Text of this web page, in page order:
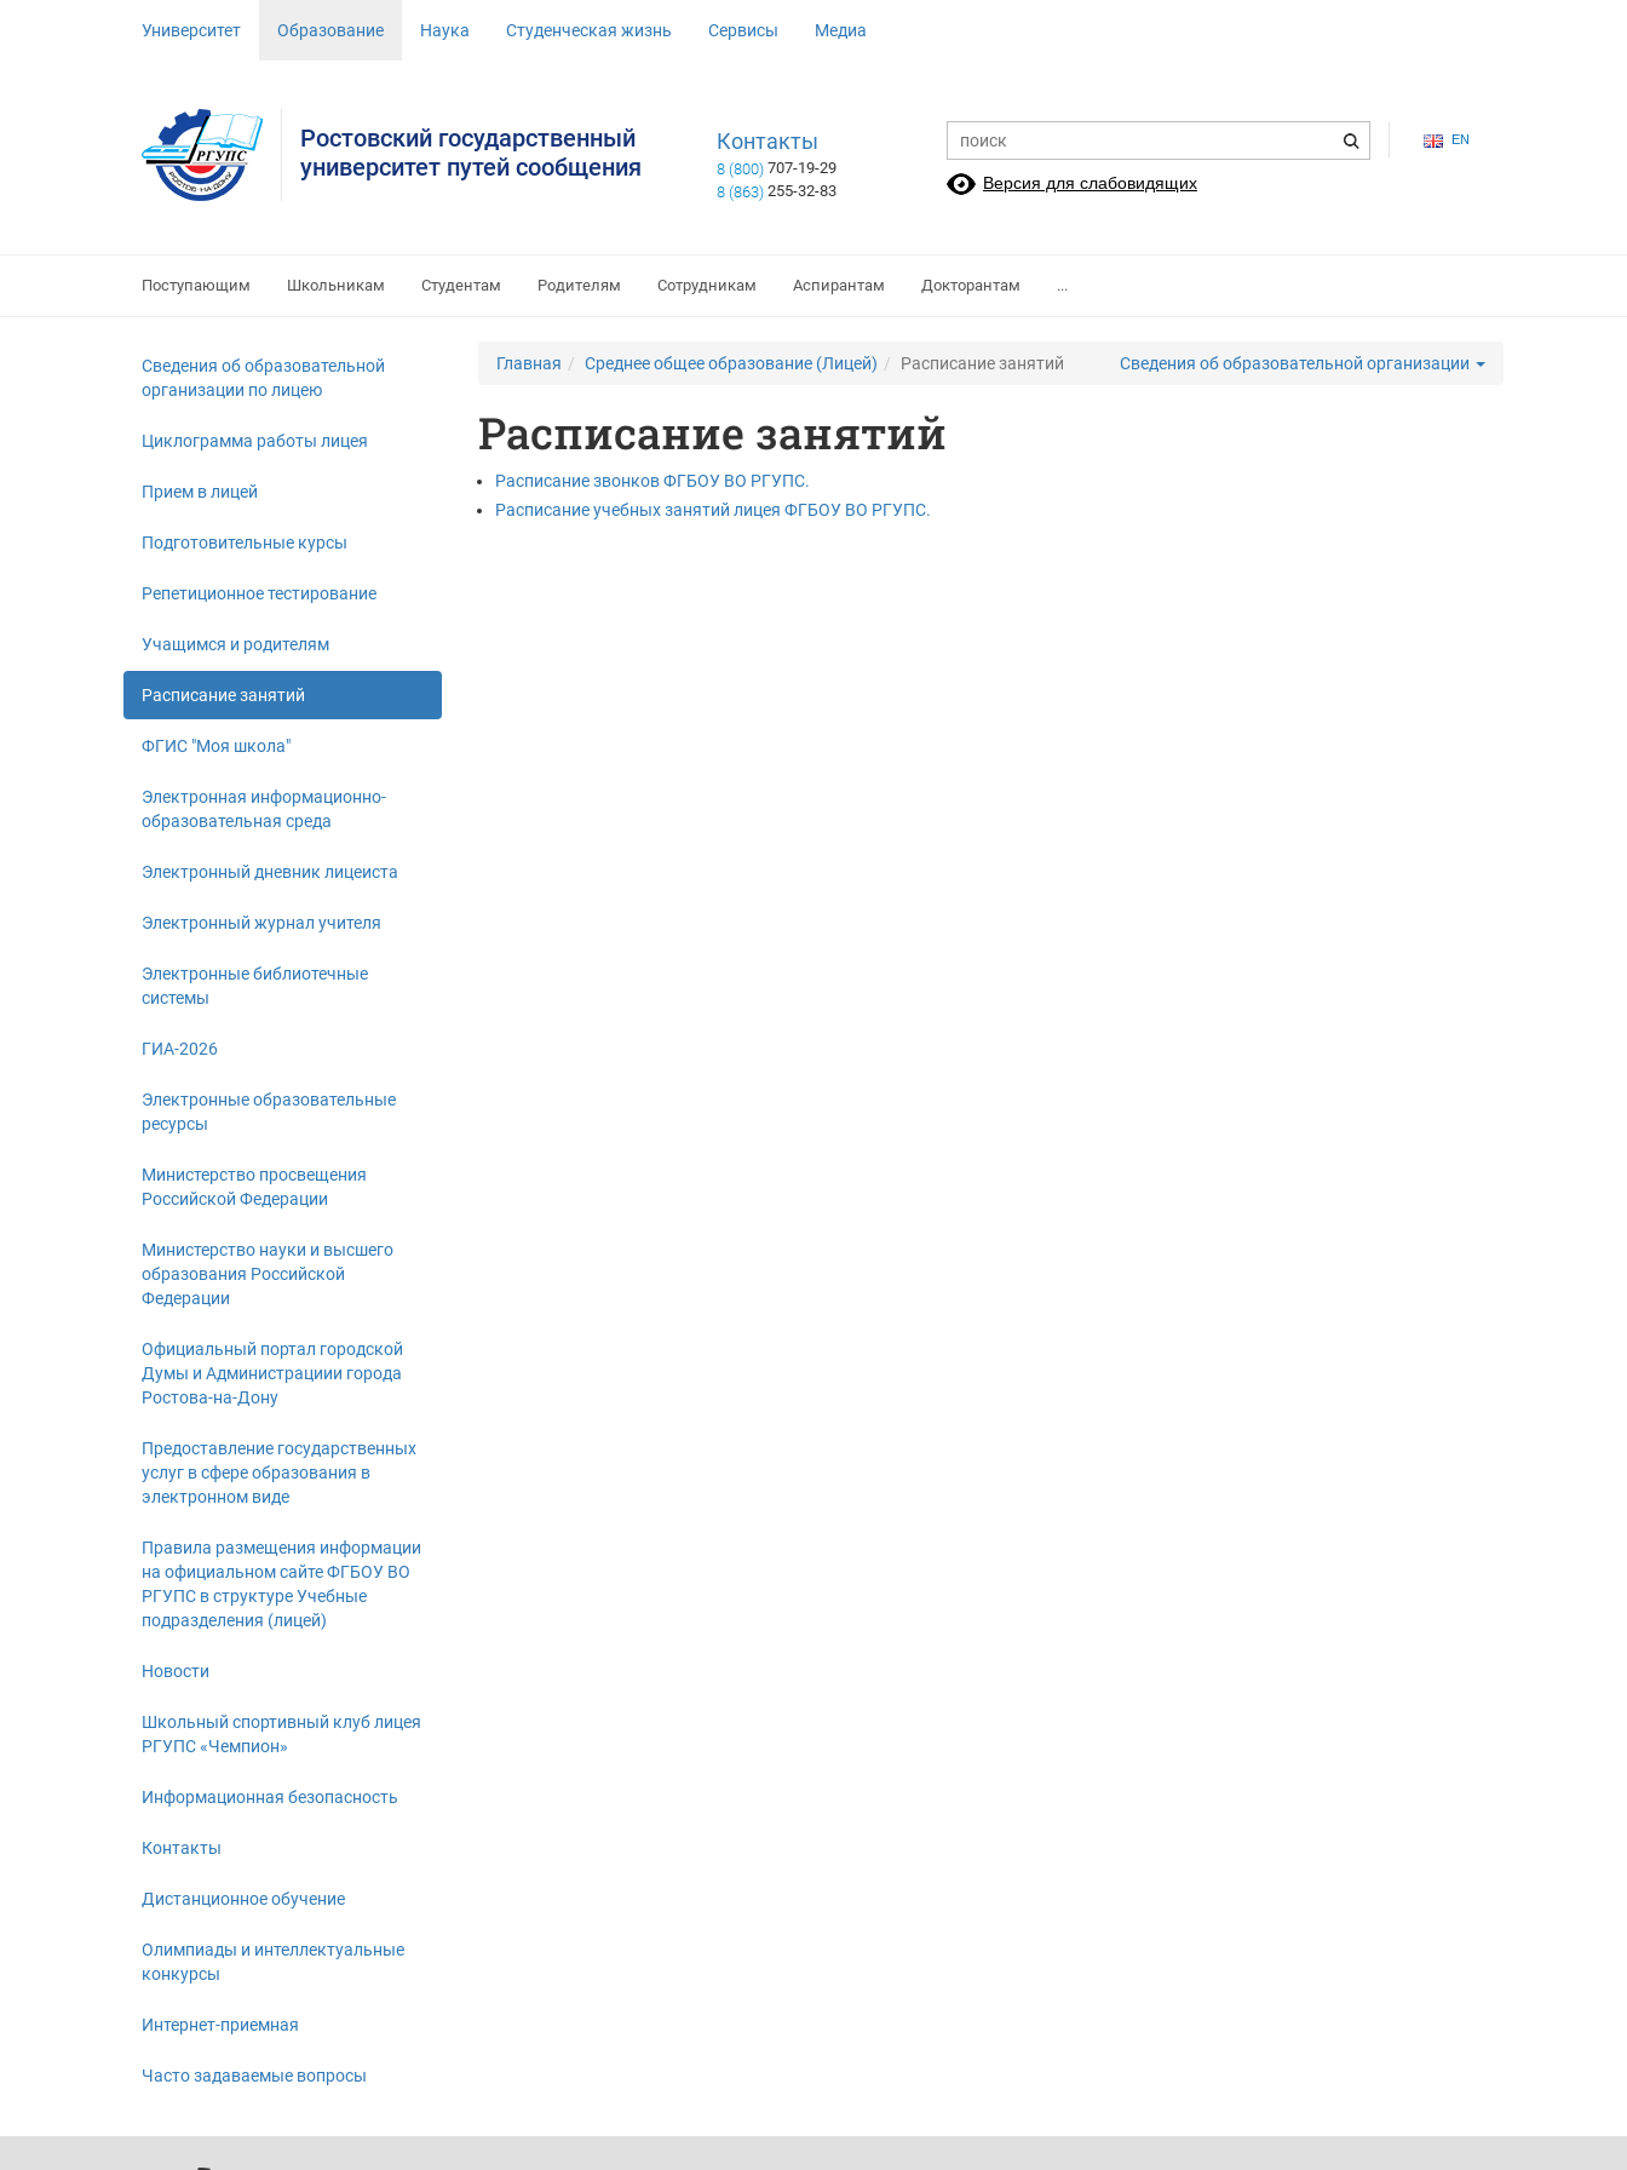
Университет Образование Наука Студенческая жизнь Сервисы Медиа
EN
Ростовский государственный
университет путей сообщения
Контакты
8 (800) 707-19-29
8 (863) 255-32-83 Версия для слабовидящих
Поступающим Школьникам Студентам Родителям Сотрудникам Аспирантам Докторантам ...
Сведения об образовательной
организации по лицею
Циклограмма работы лицея
Прием в лицей
Подготовительные курсы
Репетиционное тестирование
Учащимся и родителям
Расписание занятий
ФГИС "Моя школа"
Электронная информационно-
образовательная среда
Электронный дневник лицеиста
Электронный журнал учителя
Электронные библиотечные
системы
ГИА-2026
Электронные образовательные
ресурсы
Министерство просвещения
Российской Федерации
Министерство науки и высшего
образования Российской
Федерации
Официальный портал городской
Думы и Администрациии города
Ростова-на-Дону
Предоставление государственных
услуг в сфере образования в
электронном виде
Правила размещения информации
на официальном сайте ФГБОУ ВО
РГУПС в структуре Учебные
подразделения (лицей)
Новости
Школьный спортивный клуб лицея
РГУПС «Чемпион»
Информационная безопасность
Контакты
Дистанционное обучение
Олимпиады и интеллектуальные
конкурсы
Интернет-приемная
Часто задаваемые вопросы
Главная Среднее общее образование (Лицей) Расписание занятий Сведения об образовательной организации
Расписание занятий
Расписание звонков ФГБОУ ВО РГУПС.
Расписание учебных занятий лицея ФГБОУ ВО РГУПС.